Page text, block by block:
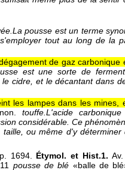
La pousse est un terme
tout au long de la
de gaz
est une sorte de
cidre, et le décantant dans
les lampes dans les mines,
touffe. L'acide
considérable. Ce
ou même d'y déterminer
1694. Étymol. et Hist.1.
pousse de blé «balle de